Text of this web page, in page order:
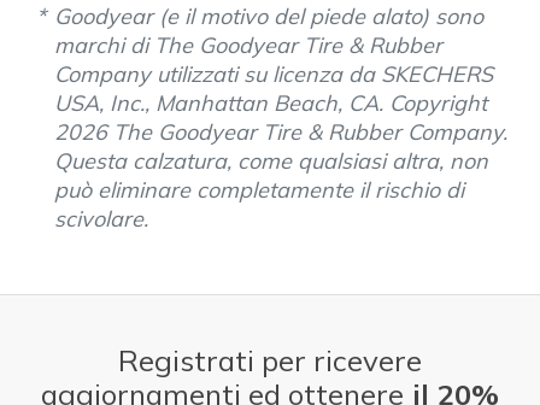
Goodyear (e il motivo del piede alato) sono
marchi di The Goodyear Tire & Rubber
Company utilizzati su licenza da SKECHERS
USA, Inc., Manhattan Beach, CA. Copyright
2026 The Goodyear Tire & Rubber Company.
Questa calzatura, come qualsiasi altra, non
può eliminare completamente il rischio di
scivolare.
Registrati per ricevere
aggiornamenti ed ottenere il 20%